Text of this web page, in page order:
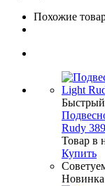
Похожие
Rudy
Товар в
Купить
Новинка